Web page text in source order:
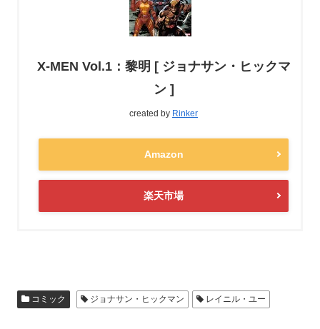
X-MEN Vol.1：黎明 [ ジョナサン・ヒックマ
ン ]
created by Rinker
Amazon
楽天市場
コミック ジョナサン・ヒックマン レイニル・ユー